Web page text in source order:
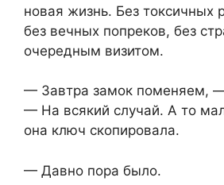
новая жизнь. Без токсичных
без вечных попреков, без
очередным визитом.
— Завтра замок поменяем, —
— На всякий случай. А то
она ключ скопировала.
— Давно пора было.